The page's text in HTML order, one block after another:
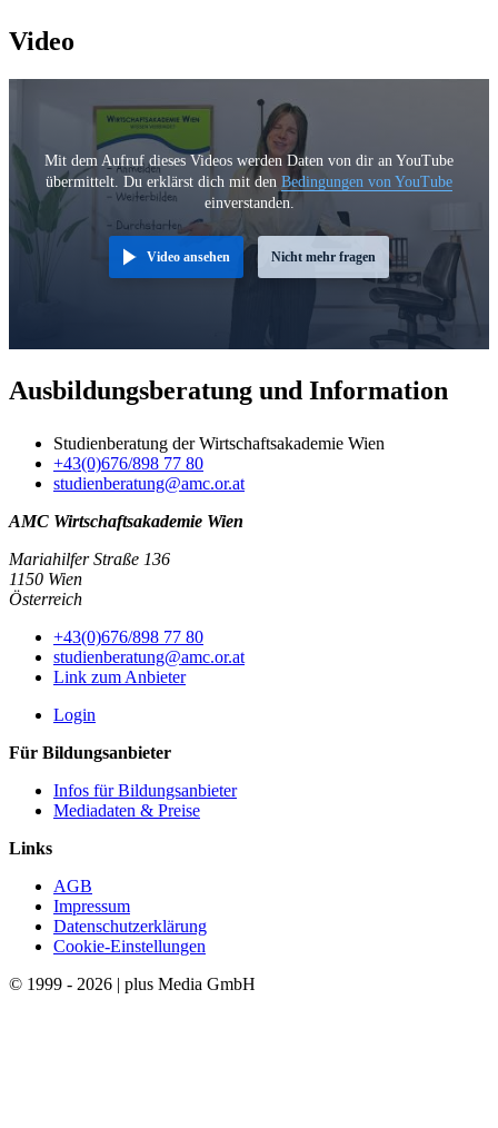
Video
Mit dem Aufruf dieses Videos werden Daten von dir an YouTube
übermittelt. Du erklärst dich mit den Bedingungen von YouTube
einverstanden.
Video ansehen Nicht mehr fragen
Ausbildungsberatung und Information
Studienberatung der Wirtschaftsakademie Wien
+43(0)676/898 77 80
studienberatung@amc.or.at
AMC Wirtschaftsakademie Wien
Mariahilfer Straße 136
1150 Wien
Österreich
+43(0)676/898 77 80
studienberatung@amc.or.at
Link zum Anbieter
Login
Für Bildungsanbieter
Infos für Bildungsanbieter
Mediadaten & Preise
Links
AGB
Impressum
Datenschutzerklärung
Cookie-Einstellungen
© 1999 - 2026 | plus Media GmbH